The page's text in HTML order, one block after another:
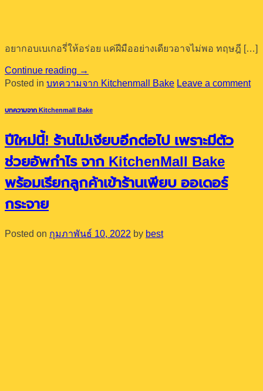
อยากอบเบเกอรี่ให้อร่อย แค่ฝีมืออย่างเดียวอาจไม่พอ ทฤษฎี […]
Continue reading →
Posted in บทความจาก Kitchenmall Bake Leave a comment
บทความจาก Kitchenmall Bake
ปีใหม่นี้! ร้านไม่เงียบอีกต่อไป เพราะมีตัว
ช่วยอัพกำไร จาก KitchenMall Bake
พร้อมเรียกลูกค้าเข้าร้านเพียบ ออเดอร์
กระจาย
Posted on กุมภาพันธ์ 10, 2022 by best